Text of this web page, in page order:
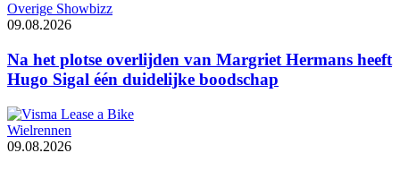
Overige Showbizz
09.08.2026
Na het plotse overlijden van Margriet Hermans heeft
Hugo Sigal één duidelijke boodschap
Wielrennen
09.08.2026